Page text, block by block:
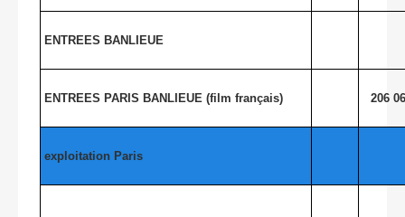
ENTREES BANLIEUE
ENTREES PARIS BANLIEUE (film français) 206
exploitation Paris